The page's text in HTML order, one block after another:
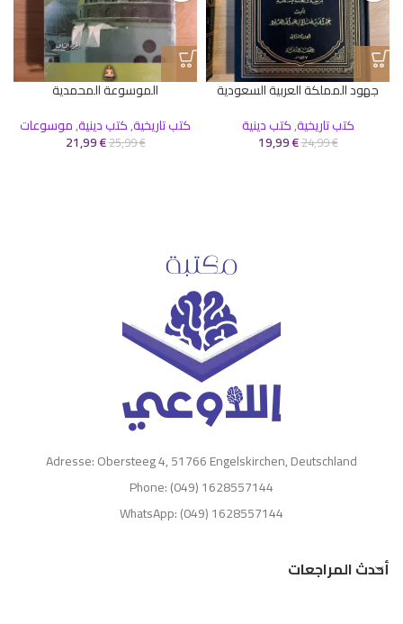
جهود المملكة العربية السعودية
كتب تاريخية,كتب دينية
24,99€
19,99€
الموسوعة المحمدية
كتب تاريخية,كتب دينية,موسوعات
25,99€
21,99€
Adresse: Obersteeg 4, 51766 Engelskirchen, Deutschland
Phone: (049) 1628557144
WhatsApp: (049) 1628557144
أحدث المراجعات